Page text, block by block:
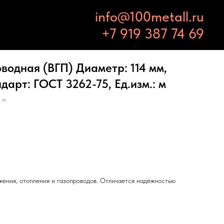
info@100metall.ru
+7 919 387 74 69
(ВГП) Диаметр: 114 мм,
ГОСТ 3262-75, Ед.изм.: м
м
отопления и газопроводов. Отличается надёжностью